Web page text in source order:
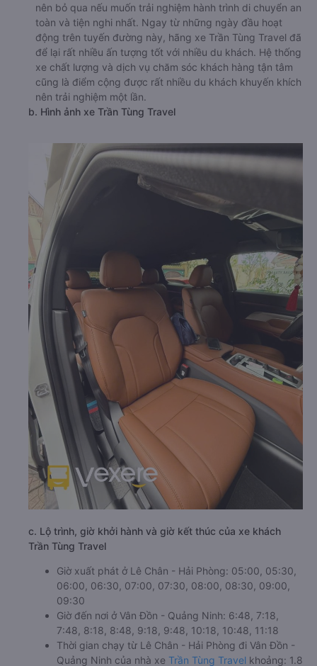
nên bỏ qua nếu muốn trải nghiệm hành trình di chuyển an
toàn và tiện nghi nhất. Ngay từ những ngày đầu hoạt
động trên tuyến đường này, hãng xe Trần Tùng Travel đã
để lại rất nhiều ấn tượng tốt với nhiều du khách. Hệ thống
xe chất lượng và dịch vụ chăm sóc khách hàng tận tâm
cũng là điểm cộng được rất nhiều du khách khuyến khích
nên trải nghiệm một lần.
b. Hình ảnh xe Trần Tùng Travel
c. Lộ trình, giờ khởi hành và giờ kết thúc của xe khách
Trần Tùng Travel
Giờ xuất phát ở Lê Chân - Hải Phòng: 05:00, 05:30,
06:00, 06:30, 07:00, 07:30, 08:00, 08:30, 09:00,
09:30
Giờ đến nơi ở Vân Đồn - Quảng Ninh: 6:48, 7:18,
7:48, 8:18, 8:48, 9:18, 9:48, 10:18, 10:48, 11:18
Thời gian chạy từ Lê Chân - Hải Phòng đi Vân Đồn -
Quảng Ninh của nhà xe Trần Tùng Travel khoảng: 1.8